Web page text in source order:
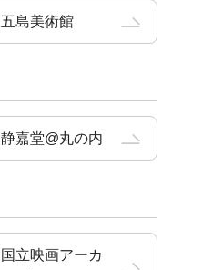
五島美術館
静嘉堂@丸の内
国立映画アーカ